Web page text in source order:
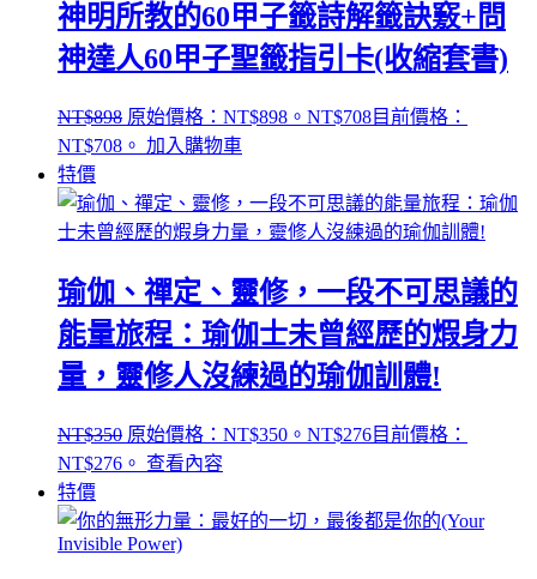
神明所教的60甲子籤詩解籤訣竅+問
神達人60甲子聖籤指引卡(收縮套書)
NT$898 原始價格：NT$898。 NT$708目前價格：
NT$708。 加入購物車
特價
瑜伽、禪定、靈修，一段不可思議的
能量旅程：瑜伽士未曾經歷的煆身力
量，靈修人沒練過的瑜伽訓體!
NT$350 原始價格：NT$350。 NT$276目前價格：
NT$276。 查看內容
特價